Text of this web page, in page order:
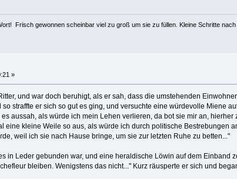
Frisch gewonnen scheinbar viel zu groß um sie zu füllen. Kleine Schritte
»
und war doch beruhigt, als er sah, dass die umstehenden
straffte er sich so gut es ging, und versuchte eine würdevolle Miene
aussah, als würde ich mein Lehen verlieren, da bot sie mir an,
eine kleine Weile so aus, als würde ich durch politische Bestrebungen
weil ich sie nach Hause bringe, um sie zur letzten Ruhe zu betten..."
in Leder gebunden war, und eine heraldische Löwin auf dem Einband
bleiben. Wenigstens das nicht..." Kurz räusperte er sich und